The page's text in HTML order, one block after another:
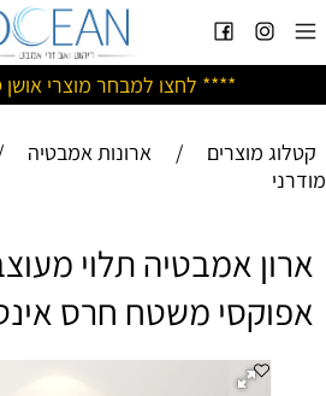
**** לחצו למבחר מוצרי אושן
קטלוג מוצרים / ארונות אמבטיה
מודרני
ארון אמבטיה תלוי מעוצב
אפוקסי משטח חרס